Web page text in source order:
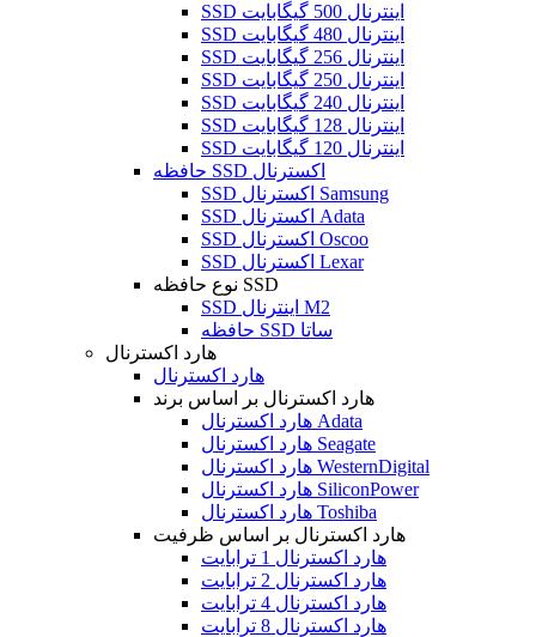
SSD اینترنال 500 گیگابایت
SSD اینترنال 480 گیگابایت
SSD اینترنال 256 گیگابایت
SSD اینترنال 250 گیگابایت
SSD اینترنال 240 گیگابایت
SSD اینترنال 128 گیگابایت
SSD اینترنال 120 گیگابایت
حافظه SSD اکسترنال
SSD اکسترنال Samsung
SSD اکسترنال Adata
SSD اکسترنال Oscoo
SSD اکسترنال Lexar
نوع حافظه SSD
SSD اینترنال M2
حافظه SSD ساتا
هارد اکسترنال
هارد اکسترنال
هارد اکسترنال بر اساس برند
هارد اکسترنال Adata
هارد اکسترنال Seagate
هارد اکسترنال WesternDigital
هارد اکسترنال SiliconPower
هارد اکسترنال Toshiba
هارد اکسترنال بر اساس ظرفیت
هارد اکسترنال 1 ترابایت
هارد اکسترنال 2 ترابایت
هارد اکسترنال 4 ترابایت
هارد اکسترنال 8 ترابایت